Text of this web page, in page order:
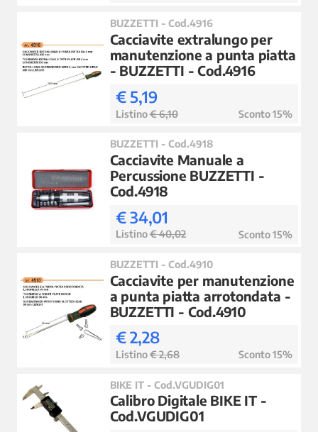
BUZZETTI - Cod.4916
Cacciavite extralungo per
manutenzione a punta piatta
- BUZZETTI - Cod.4916
€ 5,19
Listino€ 6,10 Sconto 15%
BUZZETTI - Cod.4918
Cacciavite Manuale a
Percussione BUZZETTI -
Cod.4918
€ 34,01
Listino€ 40,02 Sconto 15%
BUZZETTI - Cod.4910
Cacciavite per manutenzione
a punta piatta arrotondata -
BUZZETTI - Cod.4910
€ 2,28
Listino€ 2,68 Sconto 15%
BIKE IT - Cod.VGUDIG01
Calibro Digitale BIKE IT -
Cod.VGUDIG01